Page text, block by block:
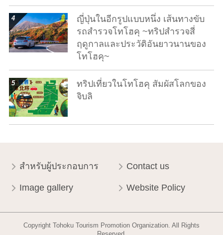
ญี่ปุ่นในอีกรูปแบบหนึ่ง เส้นทางขับ
รถสำรวจโทโฮคุ ~ทริปสำรวจสี่
ฤดูกาลและประวัติอันยาวนานของ
โทโฮคุ~
show details
ทริปเที่ยวในโทโฮคุ สัมผัสโลกของ
จิบลิ
show details
สำหรับผู้ประกอบการ Contact us
Image gallery Website Policy
Copyright Tohoku Tourism Promotion Organization. All Rights